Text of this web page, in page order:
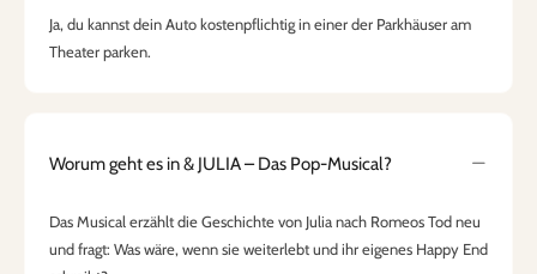
Ja, du kannst dein Auto kostenpflichtig in einer der Parkhäuser am
Theater parken.
Worum geht es in & JULIA – Das Pop-Musical?
Das Musical erzählt die Geschichte von Julia nach Romeos Tod neu
und fragt: Was wäre, wenn sie weiterlebt und ihr eigenes Happy End